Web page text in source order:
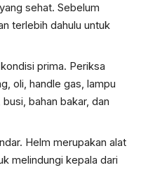
sehat. Sebelum
terlebih dahulu untuk
prima. Periksa
oli, handle gas, lampu
bahan bakar, dan
Helm merupakan alat
melindungi kepala dari